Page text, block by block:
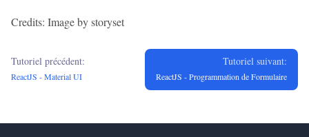
Credits: Image by storyset
Tutoriel précédent:
ReactJS - Material UI
Tutoriel suivant:
ReactJS - Programmation de Formulaire